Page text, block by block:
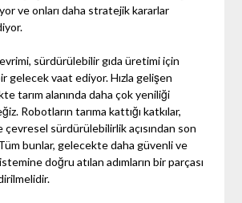
ve onları daha stratejik kararlar
sürdürülebilir gıda üretimi için
gelecek vaat ediyor. Hızla gelişen
tarım alanında daha çok yeniliği
Robotların tarıma kattığı katkılar,
çevresel sürdürülebilirlik açısından son
bunlar, gelecekte daha güvenli ve
doğru atılan adımların bir parçası